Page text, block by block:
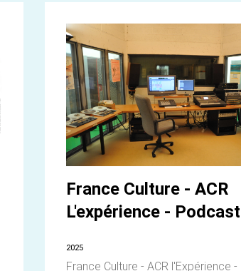
France Culture - ACR
L'expérience - Podcast
2025
France Culture - ACR l'Expérience -